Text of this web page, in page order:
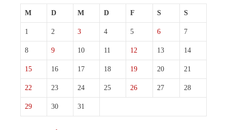
M D M D F S S
1 2 3 4 5 6 7
8 9 10 11 12 13 14
15 16 17 18 19 20 21
22 23 24 25 26 27 28
29 30 31